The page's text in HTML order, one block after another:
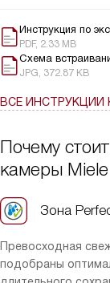
Инструкция по
PDF, 2.33 MB
Схема
JPG, 372.87 KB
ВСЕ ИНСТРУКЦИИ
Почему
камеры Miele
Зона
Превосходная
подобраны